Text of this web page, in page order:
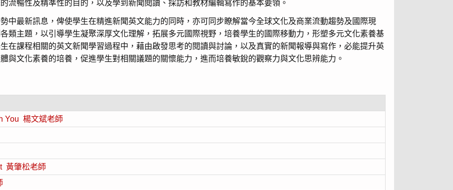
流暢性及精準性的目的，以及學到新聞閱讀、採訪和教材編輯寫作的基本要領。
中最新訊息，俾使學生在精進新聞英文能力的同時，亦可同步瞭解當今全球文化及商業流動趨勢及國際現
類主題，以引導學生凝聚深厚文化理解，拓展多元國際視野，培養學生的國際移動力，形塑多元文化素養基
在課程相關的英文新聞學習過程中，藉由啟發思考的閱讀與討論，以及真實的新聞報導與寫作，必能提升英
與文化素養的培養，促進學生對相關議題的關懷能力，進而培養敏銳的觀察力與文化思辨能力。
You 楊文斌老師
黃肇松老師